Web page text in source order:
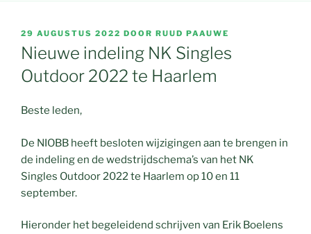
GEPLAATST
OP
29 AUGUSTUS 2022 DOOR RUUD PAAUWE
Nieuwe indeling NK Singles
Outdoor 2022 te Haarlem
Beste leden,
De NIOBB heeft besloten wijzigingen aan te brengen in
de indeling en de wedstrijdschema’s van het NK
Singles Outdoor 2022 te Haarlem op 10 en 11
september.
Hieronder het begeleidend schrijven van Erik Boelens